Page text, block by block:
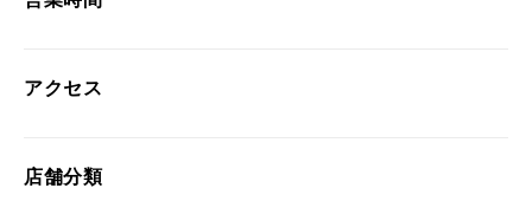
アクセス
店舗分類